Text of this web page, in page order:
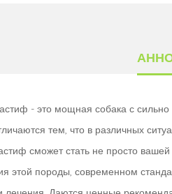
- это мощная собака с сильно
тем, что в различных
сможет стать не просто
этой породы, современном